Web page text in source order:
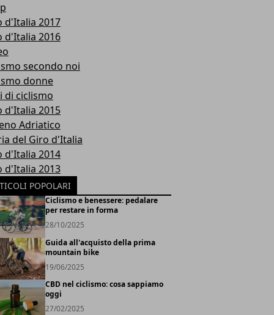
d'Italia 2017
d'Italia 2016
secondo noi
donne
di ciclismo
d'Italia 2015
Adriatico
del Giro d'Italia
d'Italia 2014
d'Italia 2013
POPOLARI
Ciclismo e benessere: pedalare
per restare in forma
28/10/2025
Guida all'acquisto della prima
mountain bike
19/06/2025
CBD nel ciclismo: cosa sappiamo
oggi
27/02/2025